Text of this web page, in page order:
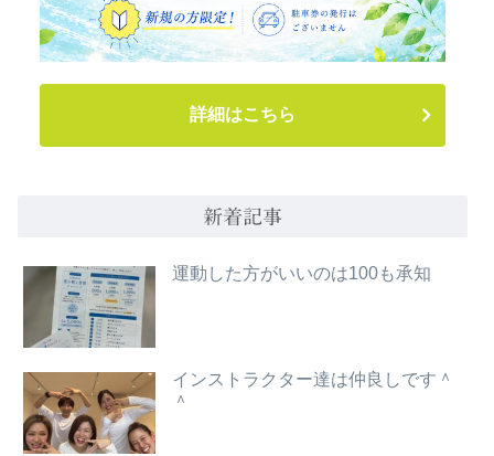
詳細はこちら
新着記事
運動した方がいいのは100も承知
インストラクター達は仲良しです＾
＾